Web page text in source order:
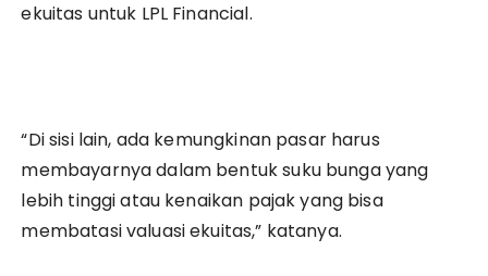
ekuitas untuk LPL Financial.
“Di sisi lain, ada kemungkinan pasar harus
membayarnya dalam bentuk suku bunga yang
lebih tinggi atau kenaikan pajak yang bisa
membatasi valuasi ekuitas,” katanya.